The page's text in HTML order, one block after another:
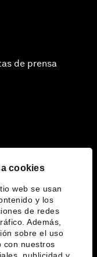
cookies
web se usan
y los
de redes
Además,
sobre el uso
con nuestros
de prensa